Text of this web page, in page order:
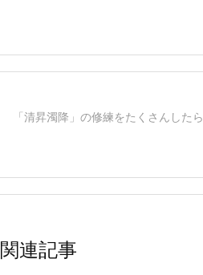
「清昇濁降」の修練をたくさんしたら
関連記事